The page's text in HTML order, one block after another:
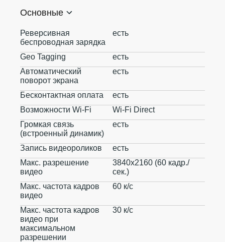
Основные
Реверсивная
беспроводная зарядка
есть
Geo Tagging
есть
Автоматический
поворот экрана
есть
Бесконтактная оплата
есть
Возможности Wi-Fi
Wi-Fi Direct
Громкая связь
(встроенный динамик)
есть
Запись видеороликов
есть
Макс. разрешение
видео
3840x2160 (60 кадр./
сек.)
Макс. частота кадров
видео
60 к/с
Макс. частота кадров
видео при
максимальном
разрешении
30 к/с